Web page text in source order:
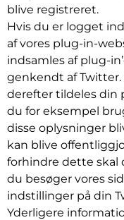
blive registreret.
Hvis du er logget
af vores plug-in-
indsamles af plug-
genkendt af
derefter tildeles din
du for eksempel
disse oplysninger
kan blive
forhindre dette skal
du besøger vores
indstillinger på din
Yderligere